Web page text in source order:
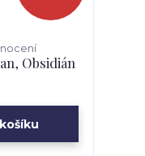
Obsidián